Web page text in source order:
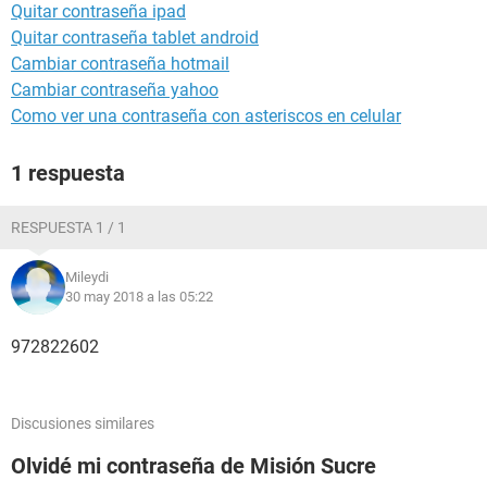
Quitar contraseña ipad
Quitar contraseña tablet android
Cambiar contraseña hotmail
Cambiar contraseña yahoo
Como ver una contraseña con asteriscos en celular
1 respuesta
RESPUESTA 1 / 1
Mileydi
30 may 2018 a las 05:22
972822602
Discusiones similares
Olvidé mi contraseña de Misión Sucre